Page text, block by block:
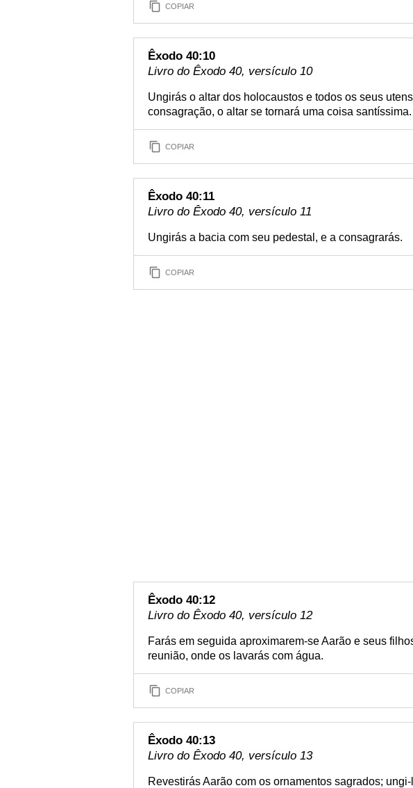
COPIAR
Êxodo 40:10
Livro do Êxodo 40, versículo 10
Ungirás o altar dos holocaustos e todos os seus
consagração, o altar se tornará uma coisa santíssima.
COPIAR
Êxodo 40:11
Livro do Êxodo 40, versículo 11
Ungirás a bacia com seu pedestal, e a consagrarás.
COPIAR
Êxodo 40:12
Livro do Êxodo 40, versículo 12
Farás em seguida aproximarem-se Aarão e seus
reunião, onde os lavarás com água.
COPIAR
Êxodo 40:13
Livro do Êxodo 40, versículo 13
Revestirás Aarão com os ornamentos sagrados;